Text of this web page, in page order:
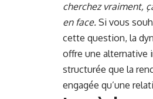
cherchez vraiment,
en face. Si vous
cette question, la
offre une alternative
structurée que la
engagée qu’une